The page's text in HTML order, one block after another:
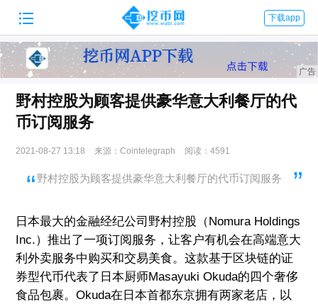
 下载app
野村控股为顾客提供豪华意大利餐厅的代
币订阅服务
2021-08-27 13:18 来源：Cointelegraph 阅读：4591
野村控股为顾客提供豪华意大利餐厅的代币订阅服务
日本最大的金融经纪公司野村控股（Nomura Holdings
Inc.）推出了一项订阅服务，让客户有机会在高端意大
利外卖服务中购买和交易美食。这款基于区块链的证
券型代币代表了日本厨师Masayuki Okuda的四个奢侈
食品包裹。Okuda在日本首都东京拥有两家老店，以